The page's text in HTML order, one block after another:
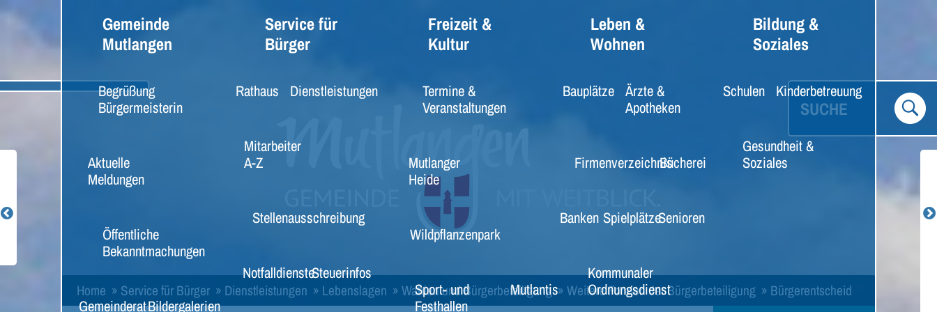
SUCHE
Gemeinde
Mutlangen
Begrüßung
Bürgermeisterin
Aktuelle
Meldungen
Öffentliche
Bekanntmachungen
GemeinderatBildergalerien
Service für
Bürger
Rathaus Dienstleistungen
Mitarbeiter
A-Z
Stellenausschreibung
NotfalldiensteSteuerinfos
Freizeit &
Kultur
Termine &
Veranstaltungen
Mutlanger
Heide
Wildpflanzenpark
Sport- und
Festhallen
Mutlantis
Leben &
Wohnen
Bauplätze Ärzte &
Apotheken
FirmenverzeichnisBücherei
Banken SpielplätzeSenioren
Kommunaler
Ordnungsdienst
Bildung &
Soziales
Schulen Kinderbetreuung
Gesundheit &
Soziales
Home » Service für Bürger » Dienstleistungen » Lebenslagen »Wahlen und Bürgerbeteiligung»Weitere Formen der Bürgerbeteiligung » Bürgerentscheid